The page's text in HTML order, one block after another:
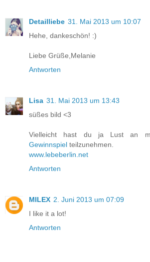
Detailliebe 31. Mai 2013 um 10:07
Hehe, dankeschön! :)
Liebe Grüße,Melanie
Antworten
Lisa 31. Mai 2013 um 13:43
süßes bild <3
Vielleicht hast du ja Lust an
Gewinnspiel teilzunehmen.
www.lebeberlin.net
Antworten
MILEX 2. Juni 2013 um 07:09
I like it a lot!
Antworten